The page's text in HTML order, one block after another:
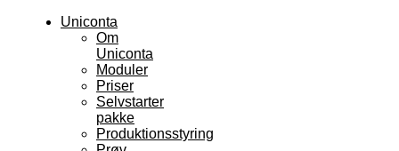
Uniconta
Om
Uniconta
Moduler
Priser
Selvstarter
pakke
Produktionsstyring